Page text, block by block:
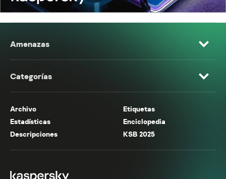
Amenazas
Categorías
Archivo
Etiquetas
Estadísticas
Enciclopedia
Descripciones
KSB 2025